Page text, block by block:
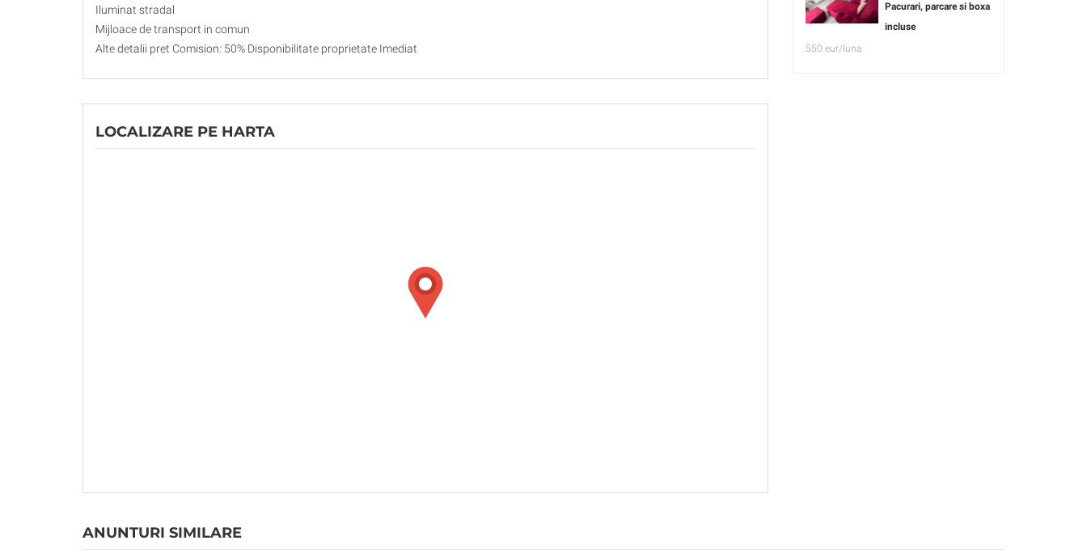
Iluminat stradal
Mijloace de transport in comun
Alte detalii pret Comision: 50% Disponibilitate proprietate Imediat
LOCALIZARE PE HARTA
Pacurari, parcare si boxa
incluse
550 eur/luna
ANUNTURI SIMILARE